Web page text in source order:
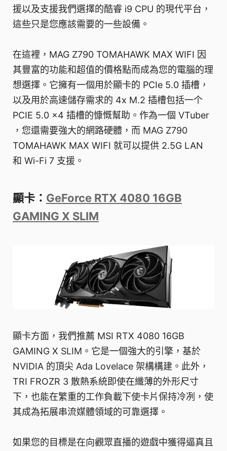
援以及支援我們選擇的酷睿 i9 CPU 的現代平台，
這些只是您應該需要的一些設備。
在這裡，MAG Z790 TOMAHAWK MAX WIFI 因
其豐富的功能和超值的價格點而成為您的電腦的理
想選擇。它擁有一個用於顯卡的 PCIe 5.0 插槽，
以及用於高速儲存需求的 4x M.2 插槽包括一个
PCIE 5.0 x4 插槽的慷慨幫助。作為一個 VTuber
，您還需要強大的網路硬體，而 MAG Z790
TOMAHAWK MAX WIFI 就可以提供 2.5G LAN
和 Wi-Fi 7 支援。
顯卡： GeForce RTX 4080 16GB
GAMING X SLIM
顯卡方面，我們推薦 MSI RTX 4080 16GB
GAMING X SLIM。它是一個強大的引擎，基於
NVIDIA 的頂尖 Ada Lovelace 架構構建。此外，
TRI FROZR 3 散熱系統即使在纖薄的外形尺寸
下，也能在繁重的工作負載下使卡片保持冷冽，使
其成為拓展串流媒體領域的可靠選擇。
如果您的目標是在向觀眾直播的遊戲中獲得逼真且